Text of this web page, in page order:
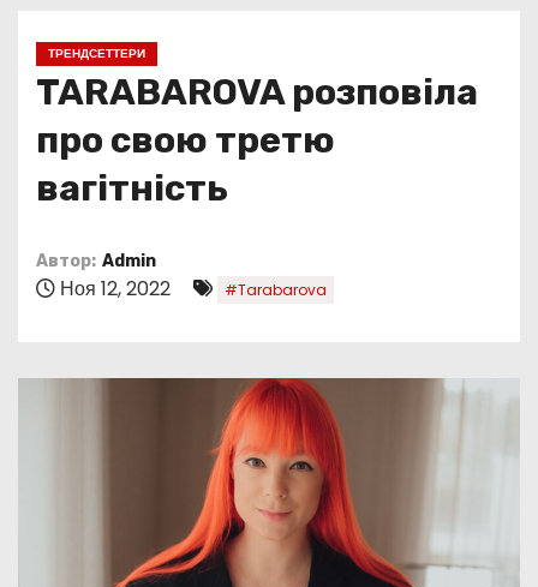
ТРЕНДСЕТТЕРИ
TARABAROVA розповіла
про свою третю
вагітність
Автор: Admin
Ноя 12, 2022 #Tarabarova